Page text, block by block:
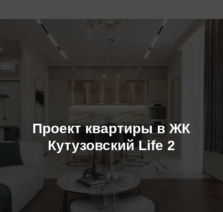
Проект квартиры в ЖК
Кутузовский Life 2